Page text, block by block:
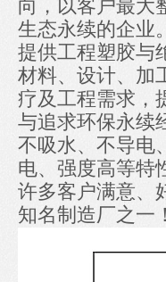
向，以客户最大
生态永续的企业。
提供工程塑胶与
材料、设计、加
疗及工程需求，
与追求环保永续
不吸水、不导电
电、强度高等特
许多客户满意、
知名制造厂之一！